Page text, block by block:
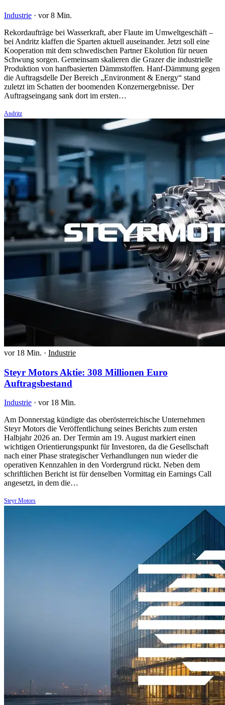
Industrie · vor 8 Min.
Rekordaufträge bei Wasserkraft, aber Flaute im Umweltgeschäft –
bei Andritz klaffen die Sparten aktuell auseinander. Jetzt soll eine
Kooperation mit dem schwedischen Partner Ekolution für neuen
Schwung sorgen. Gemeinsam skalieren die Grazer die industrielle
Produktion von hanfbasierten Dämmstoffen. Hanf-Dämmung gegen
die Auftragsdelle Der Bereich „Environment & Energy“ stand
zuletzt im Schatten der boomenden Konzernergebnisse. Der
Auftragseingang sank dort im ersten…
Andritz
vor 18 Min. · Industrie
Steyr Motors Aktie: 308 Millionen Euro
Auftragsbestand
Industrie · vor 18 Min.
Am Donnerstag kündigte das oberösterreichische Unternehmen
Steyr Motors die Veröffentlichung seines Berichts zum ersten
Halbjahr 2026 an. Der Termin am 19. August markiert einen
wichtigen Orientierungspunkt für Investoren, da die Gesellschaft
nach einer Phase strategischer Verhandlungen nun wieder die
operativen Kennzahlen in den Vordergrund rückt. Neben dem
schriftlichen Bericht ist für denselben Vormittag ein Earnings Call
angesetzt, in dem die…
Steyr Motors